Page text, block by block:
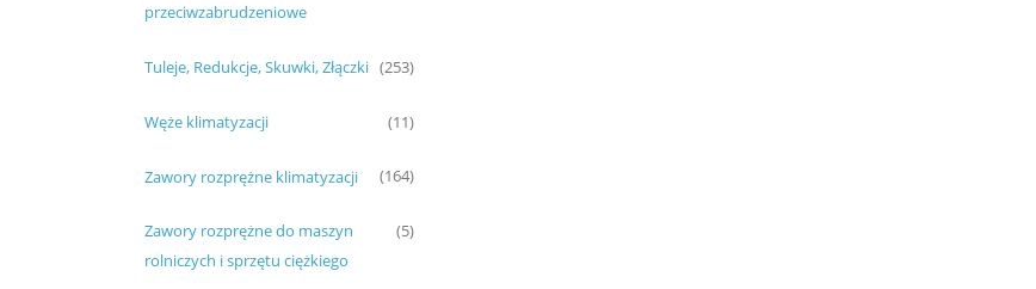
przeciwzabrudzeniowe
Tuleje, Redukcje, Skuwki, Złączki (253)
Węże klimatyzacji (11)
Zawory rozprężne klimatyzacji (164)
Zawory rozprężne do maszyn
rolniczych i sprzętu ciężkiego
(5)